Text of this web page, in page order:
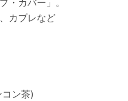
カブレなど
ン茶)